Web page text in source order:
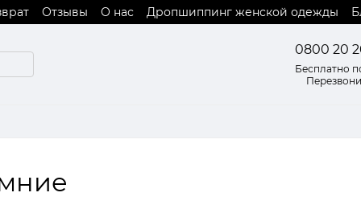
Отзывы О нас Дропшиппинг женской одежды
0800 20
Бесплатно